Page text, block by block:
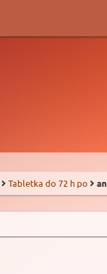
Tabletka do 72 h po